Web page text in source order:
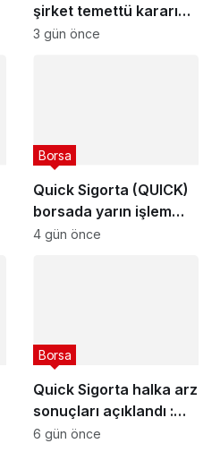
şirket temettü kararını
açıkladı – 6 Ağustos
3 gün önce
Quick Sigorta (QUICK)
borsada yarın işlem
görmeye başlayacak
Borsa
4 gün önce
Quick Sigorta halka arz
sonuçları açıklandı :
Quick Sigorta (QUICK)
Borsa
6 gün önce